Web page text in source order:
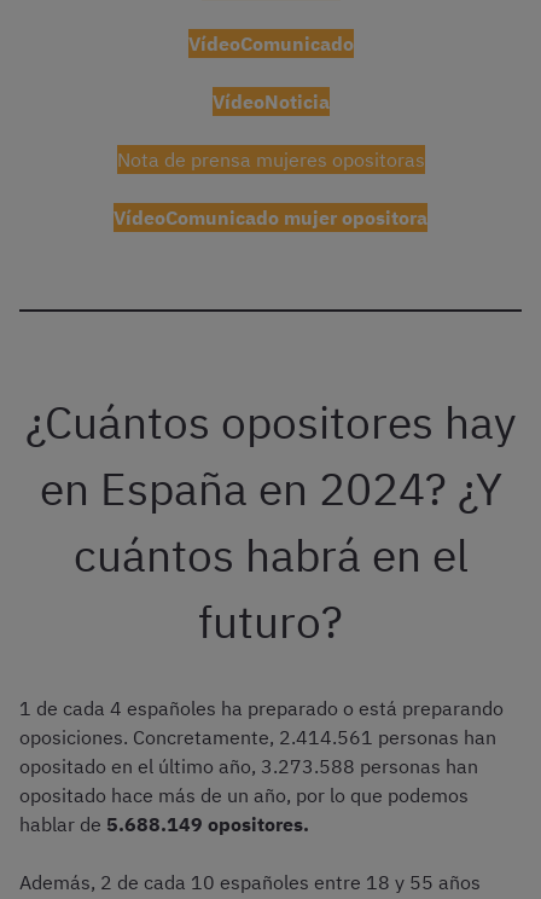
VídeoComunicado
VídeoNoticia
Nota de prensa mujeres opositoras
VídeoComunicado mujer opositora
¿Cuántos opositores hay
en España en 2024? ¿Y
cuántos habrá en el
futuro?
1 de cada 4 españoles ha preparado o está preparando
oposiciones. Concretamente, 2.414.561 personas han
opositado en el último año, 3.273.588 personas han
opositado hace más de un año, por lo que podemos
hablar de 5.688.149 opositores.
Además, 2 de cada 10 españoles entre 18 y 55 años